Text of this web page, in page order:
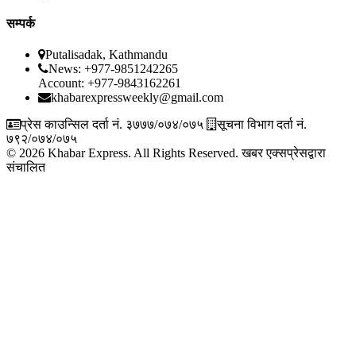
सम्पर्क
Putalisadak, Kathmandu
News: +977-9851242265
Account: +977-9843162261
khabarexpressweekly@gmail.com
प्रेस काउन्सिल दर्ता नं. ३७७७/०७४/०७५
सूचना विभाग दर्ता नं.
७९२/०७४/०७५
© 2026 Khabar Express. All Rights Reserved. खबर एक्सप्रेसद्वारा
संचालित